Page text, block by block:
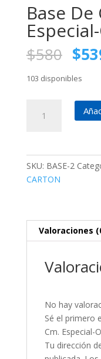
Base
$580 El
$
103 disponibles
SKU: BASE-2
CARTON
Valoraciones
No hay
Sé el primero
Cm. Especial-
Tu dirección